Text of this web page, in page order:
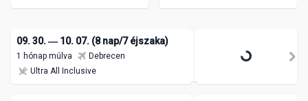
09. 30. ― 10. 07. (8 nap/7 éjszaka)
1 hónap múlva
Debrecen
Ultra All Inclusive